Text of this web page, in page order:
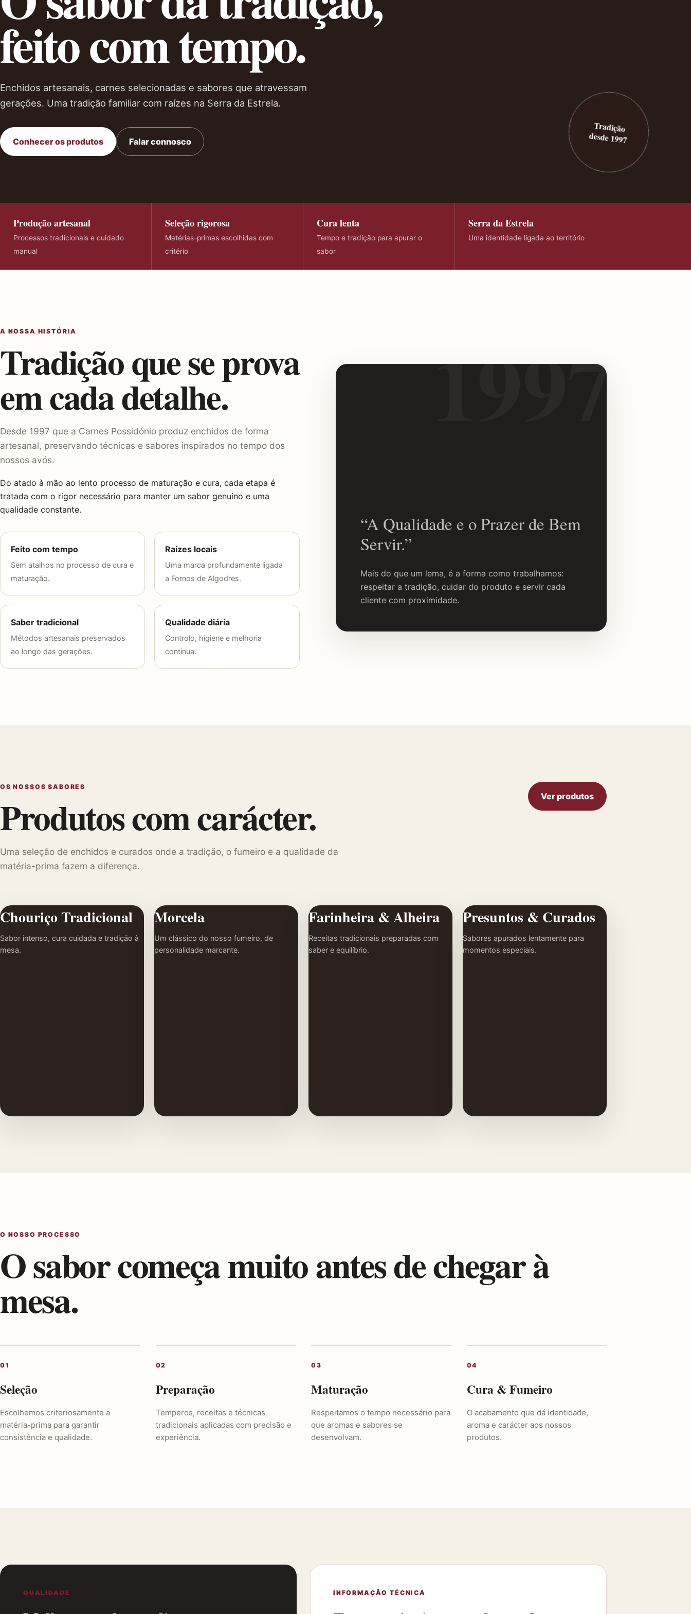
feito com tempo.
Enchidos artesanais, carnes selecionadas e sabores que atravessam
gerações. Uma tradição familiar com raízes na Serra da Estrela.
Conhecer os produtos Falar connosco
Tradição
desde 1997
Produção artesanal
Processos tradicionais e cuidado
manual
Seleção rigorosa
Matérias-primas escolhidas com
critério
Cura lenta
Tempo e tradição para apurar o
sabor
Serra da Estrela
Uma identidade ligada ao território
A NOSSA HISTÓRIA
Tradição que se prova
em cada detalhe.
Desde 1997 que a Carnes Possidónio produz enchidos de forma
artesanal, preservando técnicas e sabores inspirados no tempo dos
nossos avós.
Do atado à mão ao lento processo de maturação e cura, cada etapa é
tratada com o rigor necessário para manter um sabor genuíno e uma
qualidade constante.
Feito com tempo
Sem atalhos no processo de cura e
maturação.
Raízes locais
Uma marca profundamente ligada
a Fornos de Algodres.
Saber tradicional
Métodos artesanais preservados
ao longo das gerações.
Qualidade diária
Controlo, higiene e melhoria
contínua.
“A Qualidade e o Prazer de Bem
Servir.”
Mais do que um lema, é a forma como trabalhamos:
respeitar a tradição, cuidar do produto e servir cada
cliente com proximidade.
OS NOSSOS SABORES
Produtos com carácter.
Uma seleção de enchidos e curados onde a tradição, o fumeiro e a qualidade da
matéria-prima fazem a diferença.
Ver produtos
Chouriço Tradicional
Sabor intenso, cura cuidada e tradição à
mesa.
Morcela
Um clássico do nosso fumeiro, de
personalidade marcante.
Farinheira & Alheira
Receitas tradicionais preparadas com
saber e equilíbrio.
Presuntos & Curados
Sabores apurados lentamente para
momentos especiais.
O NOSSO PROCESSO
O sabor começa muito antes de chegar à
mesa.
Seleção
Escolhemos criteriosamente a
matéria-prima para garantir
consistência e qualidade.
Preparação
Temperos, receitas e técnicas
tradicionais aplicadas com precisão e
experiência.
Maturação
Respeitamos o tempo necessário para
que aromas e sabores se
desenvolvam.
Cura & Fumeiro
O acabamento que dá identidade,
aroma e carácter aos nossos
produtos.
QUALIDADE INFORMAÇÃO TÉCNICA